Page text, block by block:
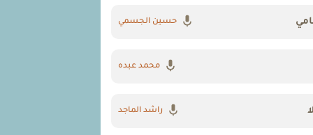
حسين الجسمي
محمد عبده
راشد الماجد